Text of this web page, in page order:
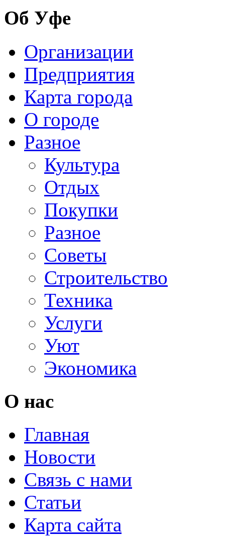
Об Уфе
Организации
Предприятия
Карта города
О городе
Разное
Культура
Отдых
Покупки
Разное
Советы
Строительство
Техника
Услуги
Уют
Экономика
О нас
Главная
Новости
Связь с нами
Статьи
Карта сайта